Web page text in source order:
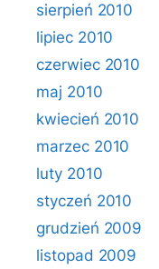
sierpień 2010
lipiec 2010
czerwiec 2010
maj 2010
kwiecień 2010
marzec 2010
luty 2010
styczeń 2010
grudzień 2009
listopad 2009